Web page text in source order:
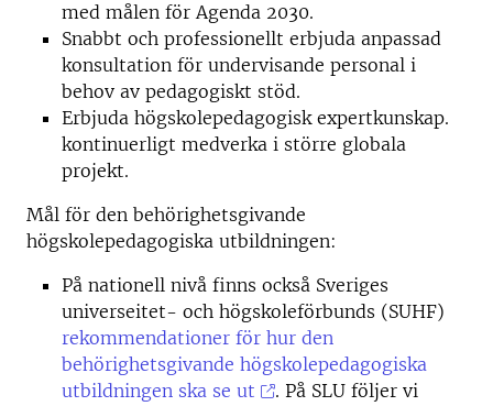
med målen för Agenda 2030.
Snabbt och professionellt erbjuda anpassad
konsultation för undervisande personal i
behov av pedagogiskt stöd.
Erbjuda högskolepedagogisk expertkunskap.
kontinuerligt medverka i större globala
projekt.
Mål för den behörighetsgivande
högskolepedagogiska utbildningen:
På nationell nivå finns också Sveriges
universeitet- och högskoleförbunds (SUHF)
rekommendationer för hur den
behörighetsgivande högskolepedagogiska
utbildningen ska se ut
. På SLU följer vi